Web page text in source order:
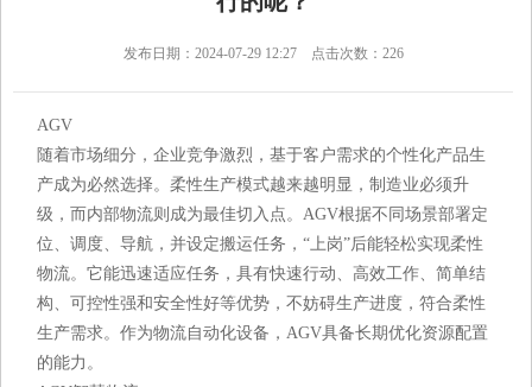
发布日期：2024-07-29 12:27 点击次数：226
AGV
随着市场细分，企业竞争激烈，基于客户需求的个性化产品生
产成为必然选择。柔性生产模式越来越明显，制造业必须升
级，而内部物流则成为最佳切入点。AGV根据不同场景部署定
位、调度、导航，并设定搬运任务，“上岗”后能轻松实现柔性
物流。它能迅速适应任务，具有快速行动、高效工作、简单结
构、可控性强和安全性好等优势，不妨碍生产进度，符合柔性
生产需求。作为物流自动化设备，AGV具备长期优化资源配置
的能力。‍